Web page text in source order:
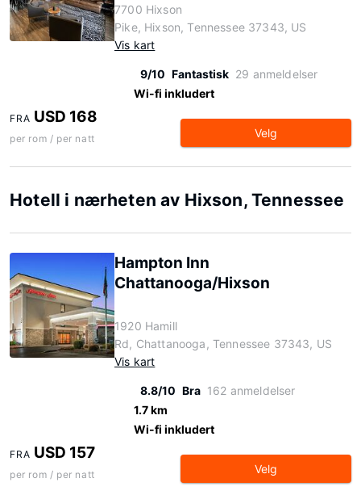
7700 Hixson
Pike, Hixson, Tennessee 37343, US
Vis kart
9/10 Fantastisk 29 anmeldelser
Wi-fi inkludert
FRA USD 168
per rom / per natt Velg
Hotell i nærheten av Hixson, Tennessee
Hampton Inn
Chattanooga/Hixson
1920 Hamill
Rd, Chattanooga, Tennessee 37343, US
Vis kart
8.8/10 Bra 162 anmeldelser
1.7 km
Wi-fi inkludert
FRA USD 157
per rom / per natt Velg